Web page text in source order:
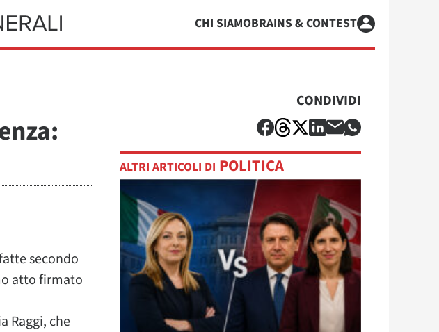
CHI SIAMOBRAINS & CONTEST
secondo
atto firmato
Raggi, che
CONDIVIDI
ALTRI ARTICOLI DI POLITICA